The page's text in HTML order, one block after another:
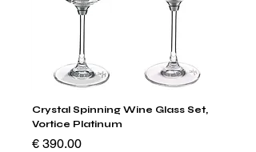
Crystal Spinning Wine Glass Set,
Vortice Platinum
السعر